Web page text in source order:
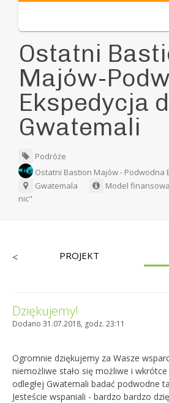
Ostatni
Majów-
Ekspedycja
Gwatemali
Podróże
Ostatni Bastion Majów - Podwodna
Gwatemala
Model
nic"
< PROJEKT
Dziękujemy!
Dodano 31.07.2018, godz. 23:11
Ogromnie dziękujemy za Wasze
niemożliwe stało się możliwe i
odległej Gwatemali badać podwodne
Jesteście wspaniali - bardzo bardzo